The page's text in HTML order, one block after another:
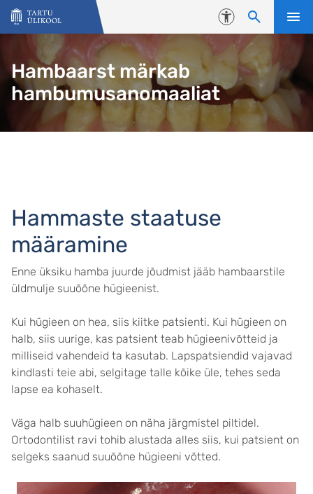
Liigu edasi põhisisu juurde
Juurdepääsetavus
Hambaarst märkab
hambumusanomaaliat
Hammaste staatuse
määramine
Enne üksiku hamba juurde jõudmist jääb hambaarstile
üldmulje suuõõne hügieenist.
Kui hügieen on hea, siis kiitke patsienti. Kui hügieen on
halb, siis uurige, kas patsient teab hügieenivõtteid ja
milliseid vahendeid ta kasutab. Lapspatsiendid vajavad
kindlasti teie abi, selgitage talle kõike üle, tehes seda
lapse ea kohaselt.
Väga halb suuhügieen on näha järgmistel piltidel.
Ortodontilist ravi tohib alustada alles siis, kui patsient on
selgeks saanud suuõõne hügieeni võtted.